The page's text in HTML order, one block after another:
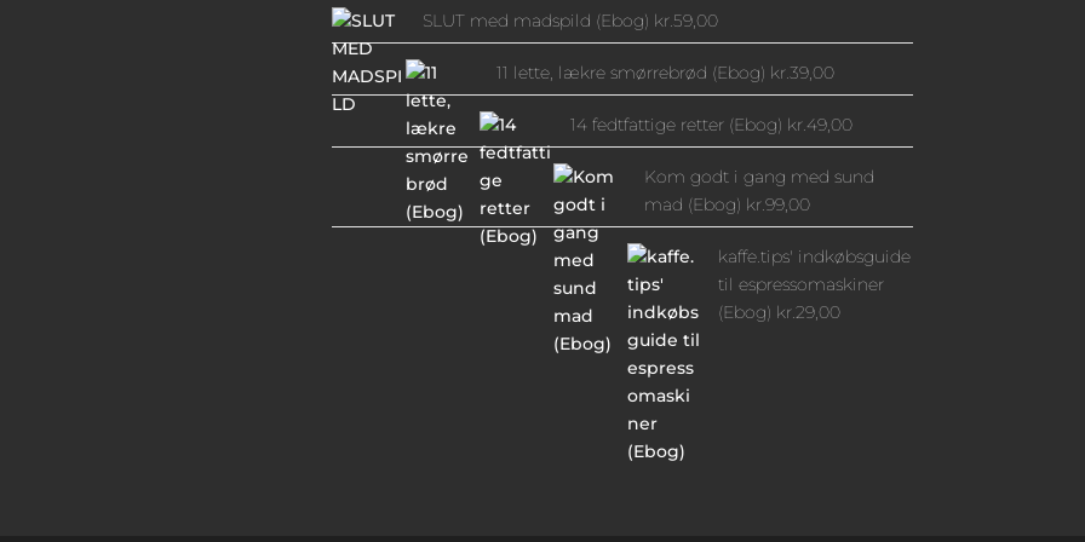
SLUT med madspild (Ebog) kr.59,00
11 lette, lækre smørrebrød (Ebog) kr.39,00
14 fedtfattige retter (Ebog) kr.49,00
Kom godt i gang med sund
mad (Ebog) kr.99,00
kaffe.tips' indkøbsguide
til espressomaskiner
(Ebog) kr.29,00